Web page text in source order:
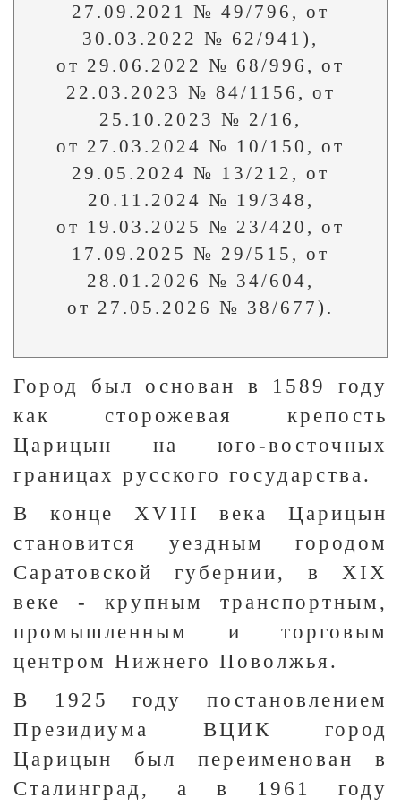
27.09.2021 № 49/796, от
30.03.2022 № 62/941),
от 29.06.2022 № 68/996, от
22.03.2023 № 84/1156, от
25.10.2023 № 2/16,
от 27.03.2024 № 10/150, от
29.05.2024 № 13/212, от
20.11.2024 № 19/348,
от 19.03.2025 № 23/420, от
17.09.2025 № 29/515, от
28.01.2026 № 34/604,
от 27.05.2026 № 38/677).
Город был основан в 1589 году
как сторожевая крепость
Царицын на юго-восточных
границах русского государства.
В конце XVIII века Царицын
становится уездным городом
Саратовской губернии, в XIX
веке - крупным транспортным,
промышленным и торговым
центром Нижнего Поволжья.
В 1925 году постановлением
Президиума ВЦИК город
Царицын был переименован в
Сталинград, а в 1961 году